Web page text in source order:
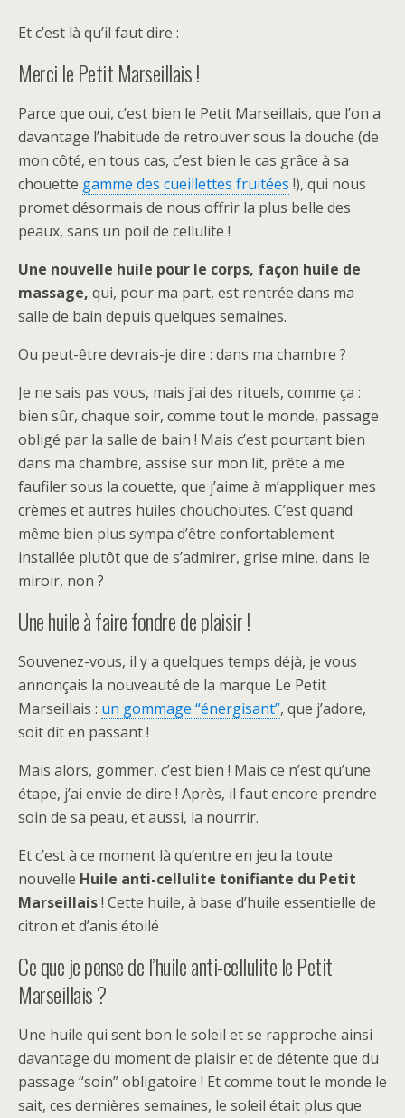
Et c’est là qu’il faut dire :
Merci le Petit Marseillais !
Parce que oui, c’est bien le Petit Marseillais, que l’on a
davantage l’habitude de retrouver sous la douche (de
mon côté, en tous cas, c’est bien le cas grâce à sa
chouette gamme des cueillettes fruitées !), qui nous
promet désormais de nous offrir la plus belle des
peaux, sans un poil de cellulite !
Une nouvelle huile pour le corps, façon huile de
massage, qui, pour ma part, est rentrée dans ma
salle de bain depuis quelques semaines.
Ou peut-être devrais-je dire : dans ma chambre ?
Je ne sais pas vous, mais j’ai des rituels, comme ça :
bien sûr, chaque soir, comme tout le monde, passage
obligé par la salle de bain ! Mais c’est pourtant bien
dans ma chambre, assise sur mon lit, prête à me
faufiler sous la couette, que j’aime à m’appliquer mes
crèmes et autres huiles chouchoutes. C’est quand
même bien plus sympa d’être confortablement
installée plutôt que de s’admirer, grise mine, dans le
miroir, non ?
Une huile à faire fondre de plaisir !
Souvenez-vous, il y a quelques temps déjà, je vous
annonçais la nouveauté de la marque Le Petit
Marseillais : un gommage “énergisant”, que j’adore,
soit dit en passant !
Mais alors, gommer, c’est bien ! Mais ce n’est qu’une
étape, j’ai envie de dire ! Après, il faut encore prendre
soin de sa peau, et aussi, la nourrir.
Et c’est à ce moment là qu’entre en jeu la toute
nouvelle Huile anti-cellulite tonifiante du Petit
Marseillais! Cette huile, à base d’huile essentielle de
citron et d’anis étoilé
Ce que je pense de l’huile anti-cellulite le Petit
Marseillais ?
Une huile qui sent bon le soleil et se rapproche ainsi
davantage du moment de plaisir et de détente que du
passage “soin” obligatoire ! Et comme tout le monde le
sait, ces dernières semaines, le soleil était plus que